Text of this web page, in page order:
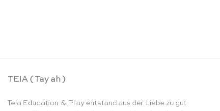
TEIA ( Tay ah )
Teia Education & Play entstand aus der Liebe zu gut